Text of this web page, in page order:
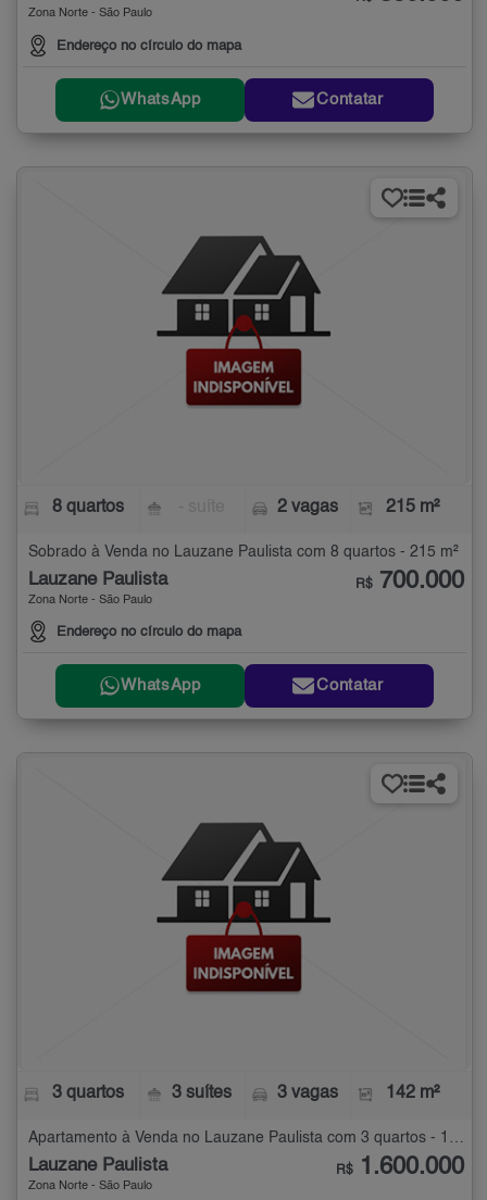
Zona Norte - São Paulo
Endereço no círculo do mapa
WhatsApp Contatar
8 quartos 2 vagas 215 m²
Sobrado à Venda no Lauzane Paulista com 8 quartos - 215 m²
Lauzane Paulista
Zona Norte - São Paulo
Endereço no círculo do mapa
R$ 700.000
WhatsApp Contatar
3 quartos 3 suítes 3 vagas 142 m²
Apartamento à Venda no Lauzane Paulista com 3 quartos - 142 m²
Lauzane Paulista
Zona Norte - São Paulo
R$ 1.600.000